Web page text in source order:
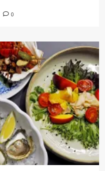
0